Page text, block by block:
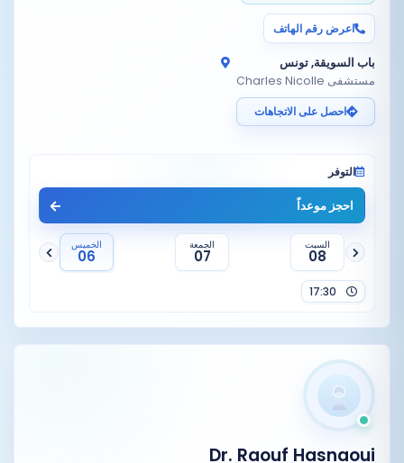
اعرض رقم الهاتف
باب السويقة, تونس
مستشفى Charles Nicolle
احصل على الاتجاهات
التوفر
احجز موعداً
السبت
08
الجمعة
07
الخميس
06
Dr. Raouf Hasnaoui